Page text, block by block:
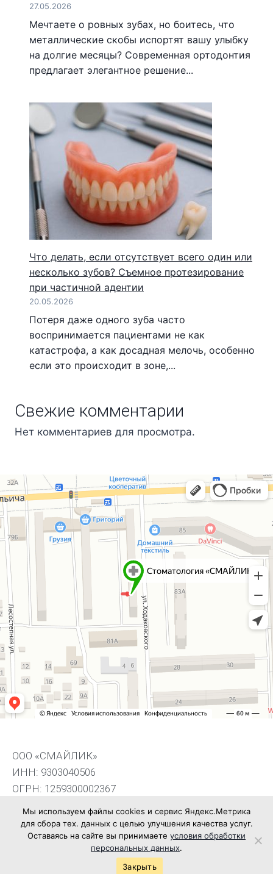
27.05.2026
Мечтаете о ровных зубах, но боитесь, что
металлические скобы испортят вашу улыбку
на долгие месяцы? Современная ортодонтия
предлагает элегантное решение...
Что делать, если отсутствует всего один или
несколько зубов? Съемное протезирование
при частичной адентии
20.05.2026
Потеря даже одного зуба часто
воспринимается пациентами не как
катастрофа, а как досадная мелочь, особенно
если это происходит в зоне,...
Свежие комментарии
Нет комментариев для просмотра.
ООО «СМАЙЛИК»
ИНН: 9303040506
ОГРН: 1259300002367
Контактная информация
Мы используем файлы cookies и сервис Яндекс.Метрика
для сбора тех. данных с целью улучшения качества услуг.
Оставаясь на сайте вы принимаете условия обработки
персональных данных.
Закрыть